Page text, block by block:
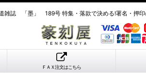
雑誌 「墨」 189号 特集・落款で決める!署名・押印
ＦＡＸ注文はこちら